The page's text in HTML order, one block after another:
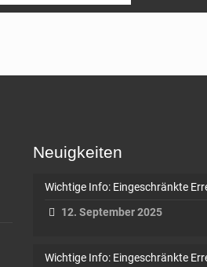
Neuigkeiten
Wichtige Info: Eingeschränkte
12. September 2025
Wichtige Info: Eingeschränkte